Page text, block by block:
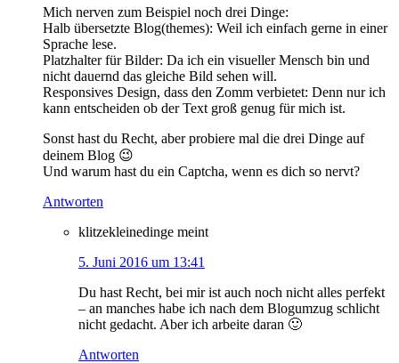
Mich nerven zum Beispiel noch drei Dinge:
Halb übersetzte Blog(themes): Weil ich einfach gerne in einer
Sprache lese.
Platzhalter für Bilder: Da ich ein visueller Mensch bin und
nicht dauernd das gleiche Bild sehen will.
Responsives Design, dass den Zomm verbietet: Denn nur ich
kann entscheiden ob der Text groß genug für mich ist.
Sonst hast du Recht, aber probiere mal die drei Dinge auf
deinem Blog 😉
Und warum hast du ein Captcha, wenn es dich so nervt?
Antworten
klitzekleinedinge meint
5. Juni 2016 um 13:41
Du hast Recht, bei mir ist auch noch nicht alles perfekt
– an manches habe ich nach dem Blogumzug schlicht
nicht gedacht. Aber ich arbeite daran 🙂
Antworten